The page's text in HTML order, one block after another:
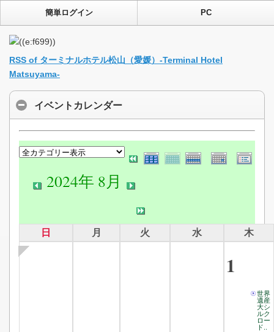
簡単ログイン PC
RSS of ターミナルホテル松山（愛媛）-Terminal Hotel
Matsuyama-
イベントカレンダー
2024年 8月
日 月 火 水 木
1
世界
遺産
大シ
ルク
ロー
ド..